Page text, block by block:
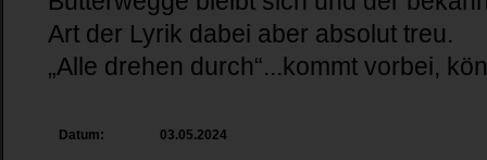
Art der Lyrik dabei aber absolut treu.
„Alle drehen durch“...kommt vorbei,
Datum: 03.05.2024